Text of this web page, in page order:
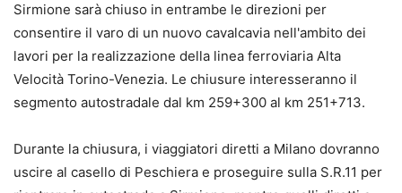
Sirmione sarà chiuso in entrambe le direzioni per
consentire il varo di un nuovo cavalcavia nell'ambito dei
lavori per la realizzazione della linea ferroviaria Alta
Velocità Torino-Venezia. Le chiusure interesseranno il
segmento autostradale dal km 259+300 al km 251+713.
Durante la chiusura, i viaggiatori diretti a Milano dovranno
uscire al casello di Peschiera e proseguire sulla S.R.11 per